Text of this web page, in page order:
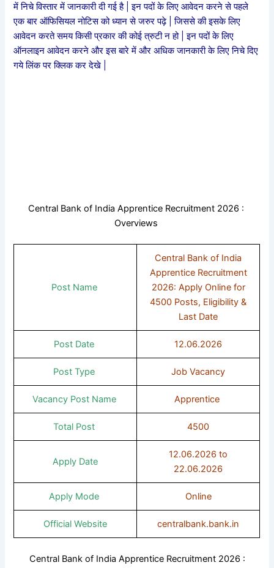
में निचे विस्तार में जानकारी दी गई है | इन पदों के लिए आवेदन करने से पहले
एक बार ऑफिसियल नोटिस को ध्यान से जरुर पढ़े | जिससे की इसके लिए
आवेदन करते समय किसी प्रकार की कोई त्रुटी न हो | इन पदों के लिए
ऑनलाइन आवेदन करने और इस बारे में और अधिक जानकारी के लिए निचे दिए
गये लिंक पर क्लिक कर देखे |
Central Bank of India Apprentice Recruitment 2026 :
Overviews
Post Name
Central Bank of India
Apprentice Recruitment
2026: Apply Online for
4500 Posts, Eligibility &
Last Date
Post Date 12.06.2026
Post Type Job Vacancy
Vacancy Post Name Apprentice
Total Post 4500
Apply Date
12.06.2026 to
22.06.2026
Apply Mode Online
Official Website centralbank.bank.in
Central Bank of India Apprentice Recruitment 2026 :